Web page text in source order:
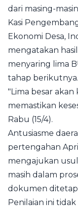
dari masing-
Kasi
Ekonomi Desa,
mengatakan
menyaring lima
tahap berikutnya.
"Lima besar
memastikan
Rabu (15/4).
Antusiasme
pertengahan
mengajukan
masih dalam
dokumen
Penilaian ini